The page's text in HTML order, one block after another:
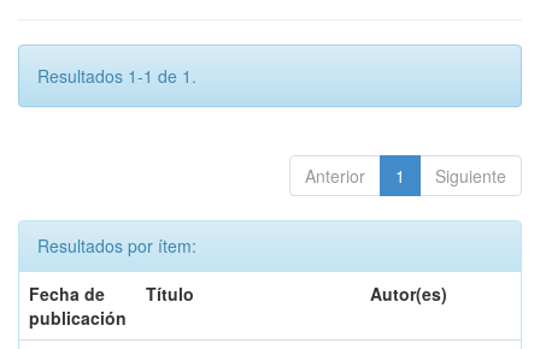
Resultados 1-1 de 1.
Anterior 1 Siguiente
Resultados por ítem:
Fecha de
publicación
Título Autor(es)